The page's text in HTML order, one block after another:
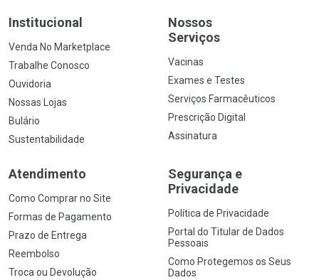
Institucional
Venda No Marketplace
Trabalhe Conosco
Ouvidoria
Nossas Lojas
Bulário
Sustentabilidade
Nossos
Serviços
Vacinas
Exames e Testes
Serviços Farmacêuticos
Prescrição Digital
Assinatura
Atendimento
Como Comprar no Site
Formas de Pagamento
Prazo de Entrega
Reembolso
Troca ou Devolução
Segurança e
Privacidade
Política de Privacidade
Portal do Titular de Dados
Pessoais
Como Protegemos os Seus
Dados